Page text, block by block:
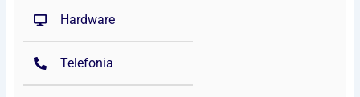
Hardware
Telefonia